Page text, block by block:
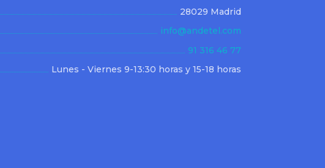
28029 Madrid
info@andetel.com
91 316 46 77
Lunes - Viernes 9-13:30 horas y 15-18 horas